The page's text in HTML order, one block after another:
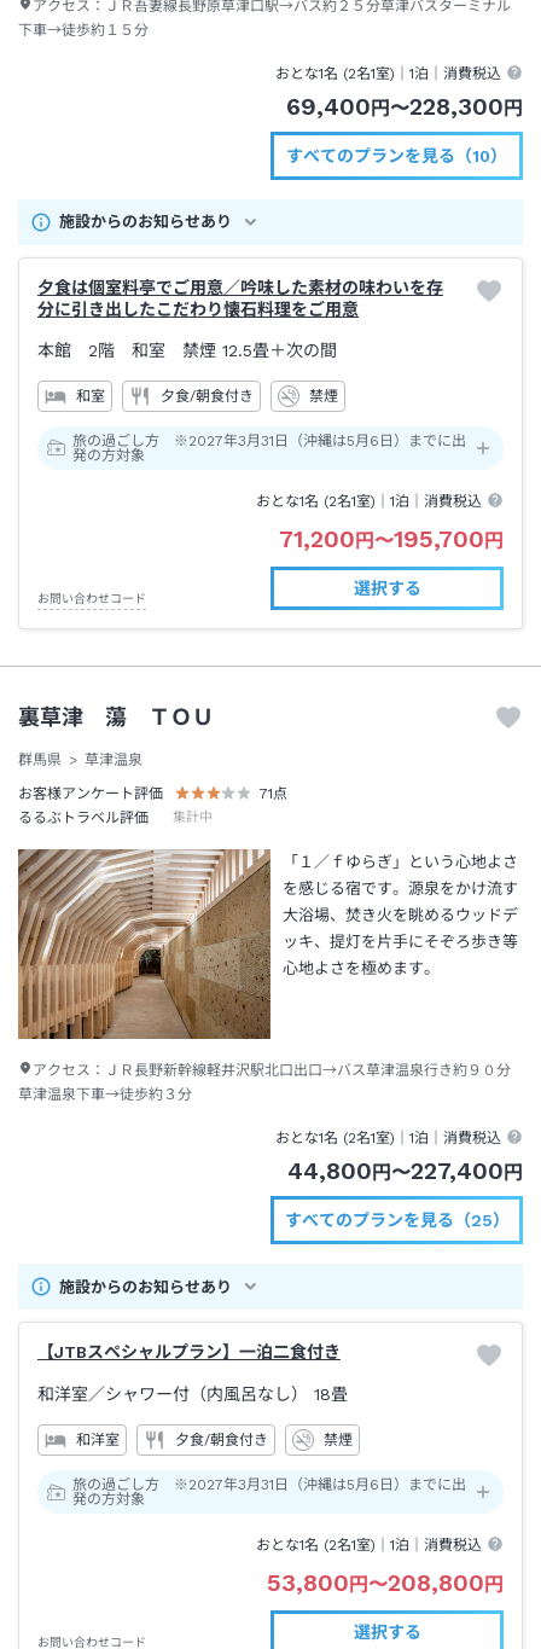
アクセス： ＪＲ吾妻線長野原草津口駅→バス約２５分草津バスターミナル
下車→徒歩約１５分
おとな1名 (2名1室)｜1泊 ｜消費税込
69,400円〜228,300円
すべてのプランを見る（10）
施設からのお知らせあり
夕食は個室料亭でご用意／吟味した素材の味わいを存
分に引き出したこだわり懐石料理をご用意
本館 2階 和室 禁煙 12.5畳＋次の間
和室 夕食/朝食付き 禁煙
旅の過ごし方 ※2027年3月31日（沖縄は5月6日）までに出
発の方対象
おとな1名 (2名1室)｜1泊 ｜消費税込
71,200円〜195,700円
お問い合わせコード
選択する
裏草津 蕩 ＴＯＵ
群馬県
草津温泉
お客様アンケート評価
71点
るるぶトラベル評価
集計中
「１／ｆゆらぎ」という心地よさ
を感じる宿です。源泉をかけ流す
大浴場、焚き火を眺めるウッドデ
ッキ、提灯を片手にそぞろ歩き等
心地よさを極めます。
アクセス： ＪＲ長野新幹線軽井沢駅北口出口→バス草津温泉行き約９０分
草津温泉下車→徒歩約３分
おとな1名 (2名1室)｜1泊 ｜消費税込
44,800円〜227,400円
すべてのプランを見る（25）
施設からのお知らせあり
【JTBスペシャルプラン】一泊二食付き
和洋室／シャワー付（内風呂なし） 18畳
和洋室 夕食/朝食付き 禁煙
旅の過ごし方 ※2027年3月31日（沖縄は5月6日）までに出
発の方対象
おとな1名 (2名1室)｜1泊 ｜消費税込
53,800円〜208,800円
お問い合わせコード
選択する